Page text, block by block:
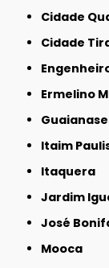
Cidade
Cidade
Ermelino
Itaim
Itaquera
Jardim
José
Mooca